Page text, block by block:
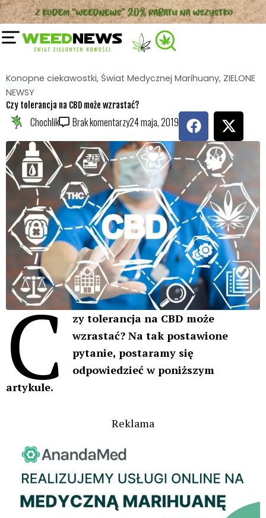
Przejdź
do
treści
Konopne ciekawostki, Świat Medycznej Marihuany, ZIELONE
NEWSY
Czy tolerancja na CBD może wzrastać?
Chochlik Brak komentarzy24 maja, 2019 F
a
c
e
b
o
o
k
X
-
t
w
t
t
e
r
C
zy tolerancja na CBD może
wzrastać? Na tak postawione
pytanie, postaramy się
odpowiedzieć w poniższym
artykule.
Reklama